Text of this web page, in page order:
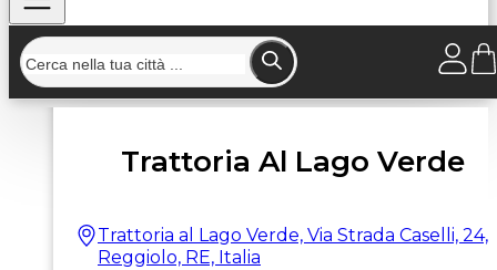
Home/Strutture/Trattoria Al Lago Verde
Trattoria Al Lago Verde
Trattoria al Lago Verde, Via Strada Caselli, 24,
Reggiolo, RE, Italia